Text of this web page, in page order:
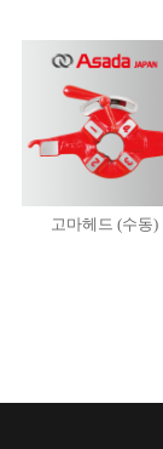
고마헤드 (수동)